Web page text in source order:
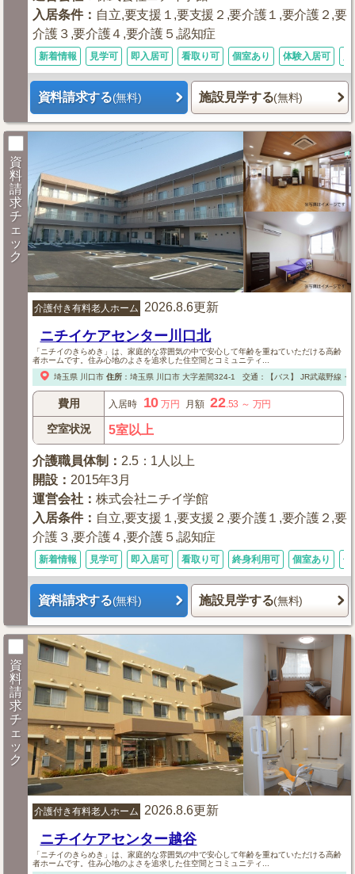
入居条件： 自立,要支援１,要支援２,要介護１,要介護２,要
介護３,要介護４,要介護５,認知症
新着情報 見学可 即入居可 看取り可 個室あり 体験入居可
資料請求する(無料) 施設見学する(無料)
資
料
請
求
チ
ェ
ッ
ク
介護付き有料老人ホーム 2026.8.6更新
ニチイケアセンター川口北
「ニチイのきらめき」は、家庭的な雰囲気の中で安心して年齢を重ねていただける高齢
者ホームです。住み心地のよさを追求した住空間とコミュニティ...
埼玉県
川口市 住所： 埼玉県 川口市大字差間324-1 交通：【バス】 JR武蔵野線・
費用 入居時 10 万円 月額 22.53 ～ 万円
空室状況 5室以上
介護職員体制 ： 2.5：1人以上
開設 ： 2015年3月
運営会社 ：株式会社ニチイ学館
入居条件： 自立,要支援１,要支援２,要介護１,要介護２,要
介護３,要介護４,要介護５,認知症
新着情報 見学可 即入居可 看取り可 終身利用可 個室あり 体
資料請求する(無料) 施設見学する(無料)
資
料
請
求
チ
ェ
ッ
ク
介護付き有料老人ホーム 2026.8.6更新
ニチイケアセンター越谷
「ニチイのきらめき」は、家庭的な雰囲気の中で安心して年齢を重ねていただける高齢
者ホームです。住み心地のよさを追求した住空間とコミュニティ...